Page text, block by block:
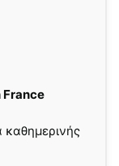
France
καθημερινής